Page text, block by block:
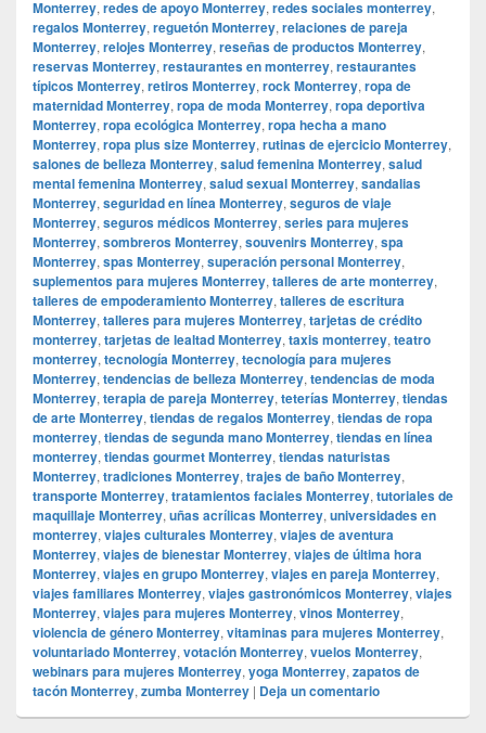
Monterrey, redes de apoyo Monterrey, redes sociales monterrey,
regalos Monterrey, reguetón Monterrey, relaciones de pareja
Monterrey, relojes Monterrey, reseñas de productos Monterrey,
reservas Monterrey, restaurantes en monterrey, restaurantes
típicos Monterrey, retiros Monterrey, rock Monterrey, ropa de
maternidad Monterrey, ropa de moda Monterrey, ropa deportiva
Monterrey, ropa ecológica Monterrey, ropa hecha a mano
Monterrey, ropa plus size Monterrey, rutinas de ejercicio Monterrey,
salones de belleza Monterrey, salud femenina Monterrey, salud
mental femenina Monterrey, salud sexual Monterrey, sandalias
Monterrey, seguridad en línea Monterrey, seguros de viaje
Monterrey, seguros médicos Monterrey, series para mujeres
Monterrey, sombreros Monterrey, souvenirs Monterrey, spa
Monterrey, spas Monterrey, superación personal Monterrey,
suplementos para mujeres Monterrey, talleres de arte monterrey,
talleres de empoderamiento Monterrey, talleres de escritura
Monterrey, talleres para mujeres Monterrey, tarjetas de crédito
monterrey, tarjetas de lealtad Monterrey, taxis monterrey, teatro
monterrey, tecnología Monterrey, tecnología para mujeres
Monterrey, tendencias de belleza Monterrey, tendencias de moda
Monterrey, terapia de pareja Monterrey, teterías Monterrey, tiendas
de arte Monterrey, tiendas de regalos Monterrey, tiendas de ropa
monterrey, tiendas de segunda mano Monterrey, tiendas en línea
monterrey, tiendas gourmet Monterrey, tiendas naturistas
Monterrey, tradiciones Monterrey, trajes de baño Monterrey,
transporte Monterrey, tratamientos faciales Monterrey, tutoriales de
maquillaje Monterrey, uñas acrílicas Monterrey, universidades en
monterrey, viajes culturales Monterrey, viajes de aventura
Monterrey, viajes de bienestar Monterrey, viajes de última hora
Monterrey, viajes en grupo Monterrey, viajes en pareja Monterrey,
viajes familiares Monterrey, viajes gastronómicos Monterrey, viajes
Monterrey, viajes para mujeres Monterrey, vinos Monterrey,
violencia de género Monterrey, vitaminas para mujeres Monterrey,
voluntariado Monterrey, votación Monterrey, vuelos Monterrey,
webinars para mujeres Monterrey, yoga Monterrey, zapatos de
tacón Monterrey, zumba Monterrey | Deja un comentario